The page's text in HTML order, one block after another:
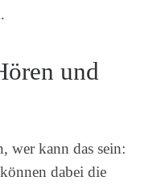
und
wer kann das sein:
dabei die